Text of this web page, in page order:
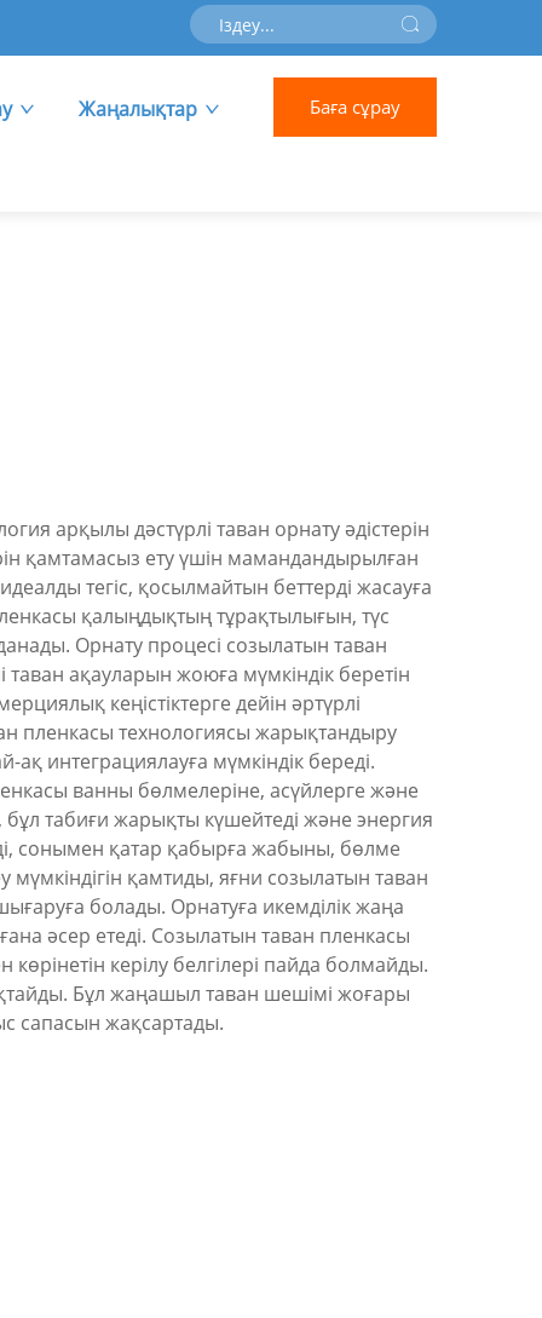
Жаңалықтар Баға сұрау
арқылы дәстүрлі таван орнату әдістерін
қамтамасыз ету үшін мамандандырылған
тегіс, қосылмайтын беттерді жасауға
қалыңдықтың тұрақтылығын, түс
Орнату процесі созылатын таван
ақауларын жоюға мүмкіндік беретін
кеңістіктерге дейін әртүрлі
пленкасы технологиясы жарықтандыру
ақ интеграциялауға мүмкіндік береді.
ванны бөлмелеріне, асүйлерге және
табиғи жарықты күшейтеді және энергия
сонымен қатар қабырға жабыны, бөлме
қамтиды, яғни созылатын таван
болады. Орнатуға икемділік жаңа
әсер етеді. Созылатын таван пленкасы
керілу белгілері пайда болмайды.
Бұл жаңашыл таван шешімі жоғары
сапасын жақсартады.